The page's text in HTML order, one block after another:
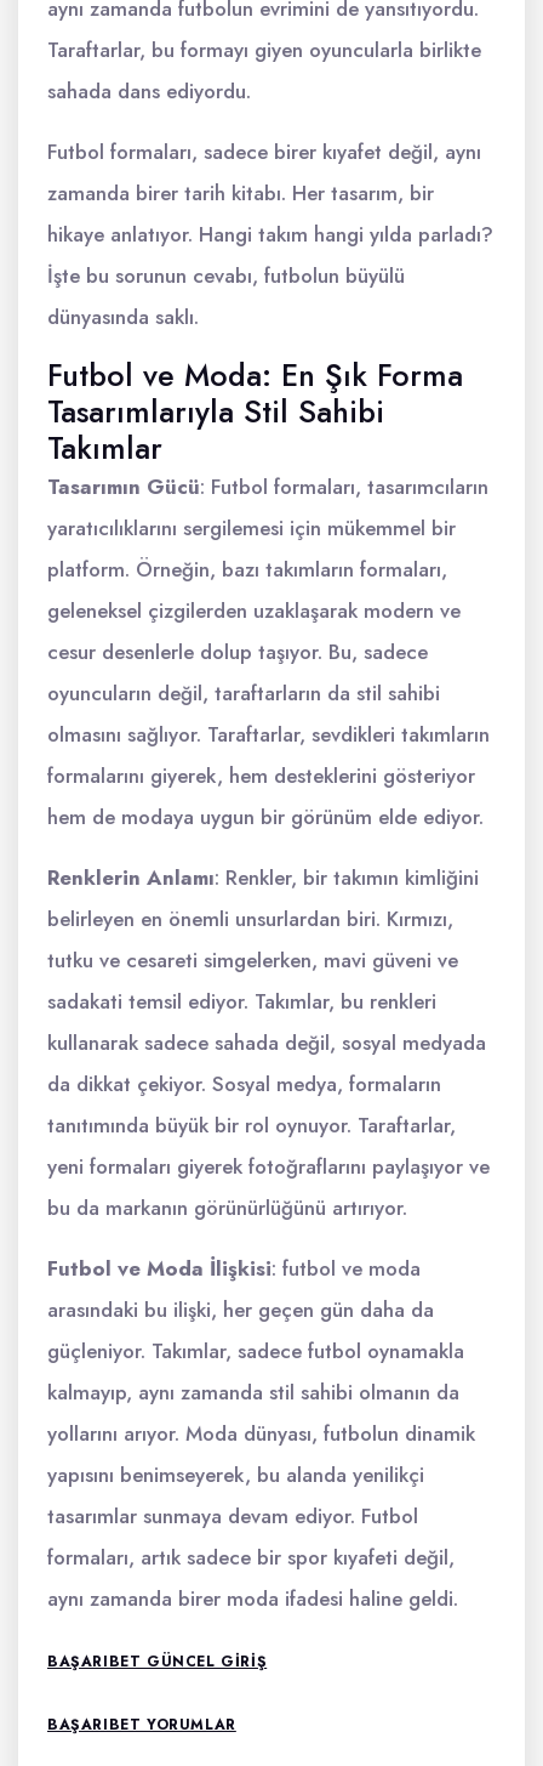
aynı zamanda futbolun evrimini de yansıtıyordu.
Taraftarlar, bu formayı giyen oyuncularla birlikte
sahada dans ediyordu.
Futbol formaları, sadece birer kıyafet değil, aynı
zamanda birer tarih kitabı. Her tasarım, bir
hikaye anlatıyor. Hangi takım hangi yılda parladı?
İşte bu sorunun cevabı, futbolun büyülü
dünyasında saklı.
Futbol ve Moda: En Şık Forma
Tasarımlarıyla Stil Sahibi
Takımlar
Tasarımın Gücü: Futbol formaları, tasarımcıların
yaratıcılıklarını sergilemesi için mükemmel bir
platform. Örneğin, bazı takımların formaları,
geleneksel çizgilerden uzaklaşarak modern ve
cesur desenlerle dolup taşıyor. Bu, sadece
oyuncuların değil, taraftarların da stil sahibi
olmasını sağlıyor. Taraftarlar, sevdikleri takımların
formalarını giyerek, hem desteklerini gösteriyor
hem de modaya uygun bir görünüm elde ediyor.
Renklerin Anlamı: Renkler, bir takımın kimliğini
belirleyen en önemli unsurlardan biri. Kırmızı,
tutku ve cesareti simgelerken, mavi güveni ve
sadakati temsil ediyor. Takımlar, bu renkleri
kullanarak sadece sahada değil, sosyal medyada
da dikkat çekiyor. Sosyal medya, formaların
tanıtımında büyük bir rol oynuyor. Taraftarlar,
yeni formaları giyerek fotoğraflarını paylaşıyor ve
bu da markanın görünürlüğünü artırıyor.
Futbol ve Moda İlişkisi: futbol ve moda
arasındaki bu ilişki, her geçen gün daha da
güçleniyor. Takımlar, sadece futbol oynamakla
kalmayıp, aynı zamanda stil sahibi olmanın da
yollarını arıyor. Moda dünyası, futbolun dinamik
yapısını benimseyerek, bu alanda yenilikçi
tasarımlar sunmaya devam ediyor. Futbol
formaları, artık sadece bir spor kıyafeti değil,
aynı zamanda birer moda ifadesi haline geldi.
BAŞARIBET GÜNCEL GIRIŞ
BAŞARIBET YORUMLAR